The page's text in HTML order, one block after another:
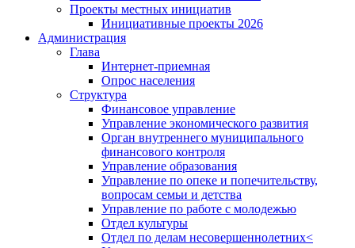
Проекты местных инициатив
Инициативные проекты 2026
Администрация
Глава
Интернет-приемная
Опрос населения
Структура
Финансовое управление
Управление экономического развития
Орган внутреннего муниципального
финансового контроля
Управление образования
Управление по опеке и попечительству,
вопросам семьи и детства
Управление по работе с молодежью
Отдел культуры
Отдел по делам несовершеннолетних<